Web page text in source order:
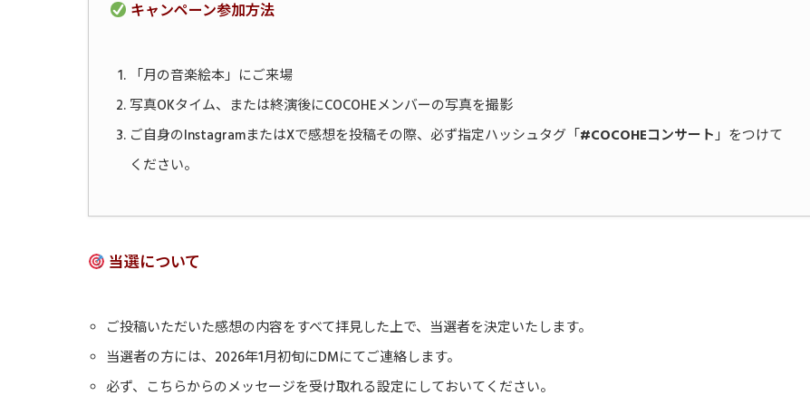
キャンペーン参加方法
「月の音楽絵本」にご来場
写真OKタイム、または終演後にCOCOHEメンバーの写真を撮影
ご自身のInstagramまたはXで感想を投稿その際、必ず指定ハッシュタグ「 #COCOHEコンサート」をつけて
ください。
当選について
ご投稿いただいた感想の内容をすべて拝見した上で、当選者を決定いたします。
当選者の方には、2026年1月初旬にDMにてご連絡します。
必ず、こちらからのメッセージを受け取れる設定にしておいてください。